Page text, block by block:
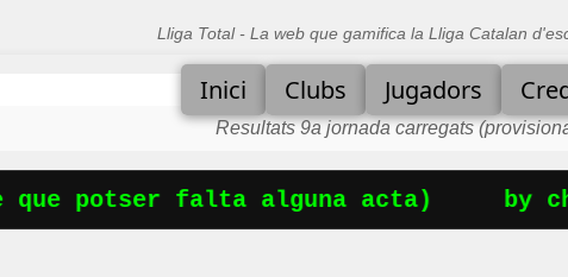
Lliga Total - La web que gamifica la Lliga Catalan
Inici Clubs Jugadors
Resultats 9a jornada carregats
potser falta alguna acta) by